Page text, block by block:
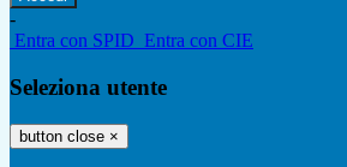
-
Entra con SPID Entra con CIE
Seleziona utente
button close ×